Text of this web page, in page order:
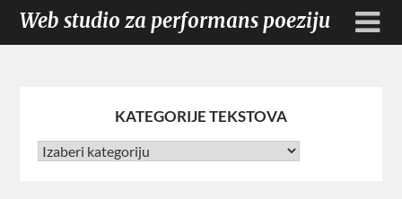
Web studio za performans poeziju
KATEGORIJE TEKSTOVA